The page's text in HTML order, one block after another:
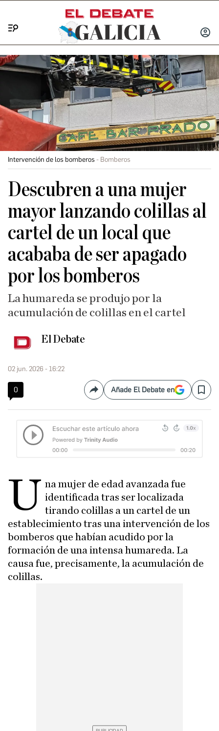
INICIAR
Intervención de los bomberos Bomberos
Descubren a una mujer
mayor lanzando colillas al
cartel de un local que
acababa de ser apagado
por los bomberos
La humareda se produjo por la
acumulación de colillas en el cartel
El Debate
02 jun. 2026 - 16:22
0 CompartirAñade El Debate en Save
U na mujer de edad avanzada fue
identificada tras ser localizada
tirando colillas a un cartel de un
establecimiento tras una intervención de los
bomberos que habían acudido por la
formación de una intensa humareda. La
causa fue, precisamente, la acumulación de
colillas.